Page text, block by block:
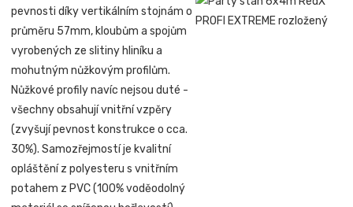
pevnosti díky vertikálním stojnám o
průměru 57mm, kloubům a spojům
vyrobených ze slitiny hliníku a
mohutným nůžkovým profilům.
Nůžkové profily navíc nejsou duté -
všechny obsahují vnitřní vzpěry
(zvyšují pevnost konstrukce o cca.
30%). Samozřejmostí je kvalitní
opláštění z polyesteru s vnitřním
potahem z PVC (100% voděodolný